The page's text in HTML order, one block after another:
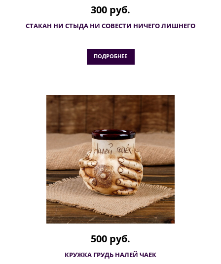
300 руб.
СТАКАН НИ СТЫДА НИ СОВЕСТИ НИЧЕГО ЛИШНЕГО
ПОДРОБНЕЕ
500 руб.
КРУЖКА ГРУДЬ НАЛЕЙ ЧАЕК